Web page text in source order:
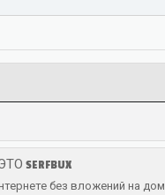
SERFBUX
без вложений на